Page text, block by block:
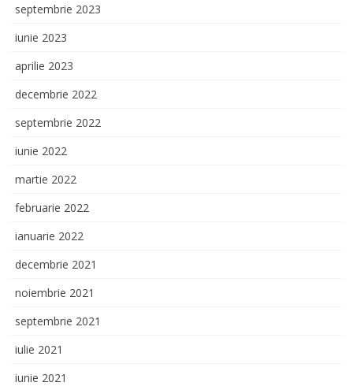
septembrie 2023
iunie 2023
aprilie 2023
decembrie 2022
septembrie 2022
iunie 2022
martie 2022
februarie 2022
ianuarie 2022
decembrie 2021
noiembrie 2021
septembrie 2021
iulie 2021
iunie 2021